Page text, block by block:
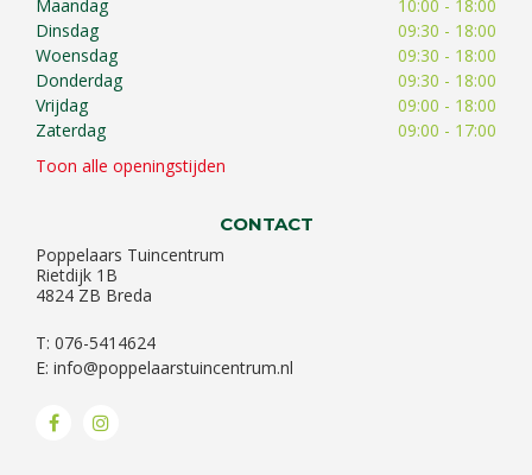
Maandag
10:00 - 18:00
Dinsdag
09:30 - 18:00
Woensdag
09:30 - 18:00
Donderdag
09:30 - 18:00
Vrijdag
09:00 - 18:00
Zaterdag
09:00 - 17:00
Toon alle openingstijden
CONTACT
Poppelaars Tuincentrum
Rietdijk 1B
4824 ZB Breda
T: 076-5414624
E: info@poppelaarstuincentrum.nl